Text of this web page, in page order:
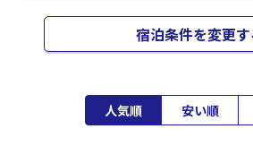
宿泊条件を変更す
人気順 安い順